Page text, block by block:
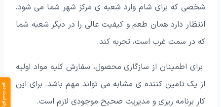
شخصی که برای شام وارد شعبه ی مرکز شهر شما می شود،
انتظار دارد همان طعم و کیفیت عالی را در دیگر شعبه شما
که در سمت غرب است، تجربه کند.
برای اطمینان از سازگاری محصول، سفارش کلیه مواد اولیه
از یک تامین کننده ی مشابه می تواند مهم باشد. برای این
کار برنامه ریزی و مدیریت صحیح موجودی لازم است.
درخواست دمو